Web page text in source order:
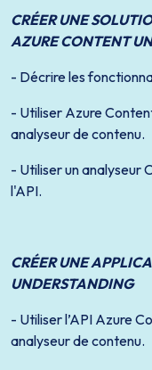
CRÉER UNE
AZURE CONTENT
- Décrire les
- Utiliser Azure
analyseur de contenu.
- Utiliser un analyseur
l'API.
CRÉER UNE
UNDERSTANDING
- Utiliser l’API Azure
analyseur de contenu.